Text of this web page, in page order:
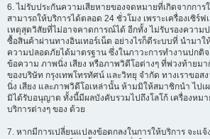
6. ไม่รับประกันความเสียหายของจดหมายที่เกิดจากการ
สามารถให้บริการได้ตลอด 24 ชั่วโมง เพราะเครื่องเซิร์
เหตุสุดวิสัยที่ไม่อาจคาดการณ์ได้ อีกทั้ง ไม่รับรองความ
ซื้อสินค้าผ่านทางอินเทอร์เน็ต อย่างไรก็ดีระบบที่ นำมา
ความปลอดภัยได้มาตรฐาน ซึ่งในภาวะการทำงานปกติจ
ข้อความ ภาพนิ่ง เสียง หรือภาพวิดีโอต่างๆ ที่พ่วงท้ายม
ของบริษัท กรุงเทพโทรทัศน์ และวิทยุ จำกัด ทางเราขอ
นิ่ง เสียง และภาพวิดีโอเหล่านั้น ห้ามมิให้สมาชิกนำ ไปเ
มิได้รับอนุญาต ทั้งนี้มีผลบังคับรวมไปถึงโลโก้ เครื่องหม
บริการต่างๆ ของ ด้วย
7. หากมีการเปลี่ยนแปลงข้อตกลงในการให้บริการ จะแ